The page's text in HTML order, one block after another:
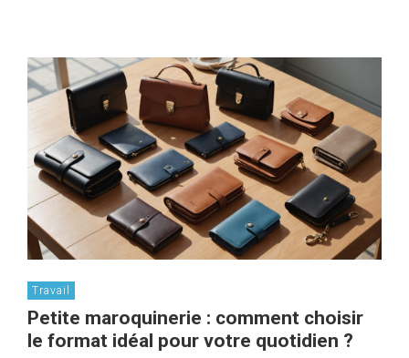
Travail
Petite maroquinerie : comment choisir
le format idéal pour votre quotidien ?